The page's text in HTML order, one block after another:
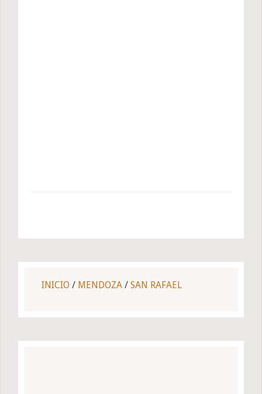
INICIO / MENDOZA / SAN RAFAEL